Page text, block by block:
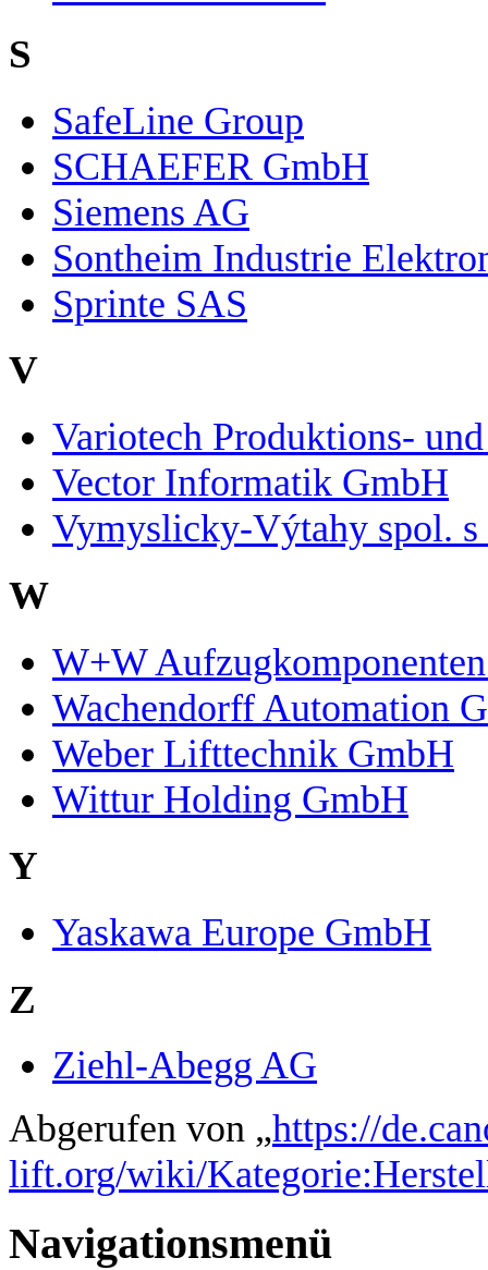
S
SafeLine Group
SCHAEFER GmbH
Siemens AG
Sontheim Industrie
Sprinte SAS
V
Variotech Produktions-
Vector Informatik GmbH
Vymyslicky-Výtahy spol. s
W
W+W
Wachendorff Automation
Weber Lifttechnik GmbH
Wittur Holding GmbH
Y
Yaskawa Europe GmbH
Z
Ziehl-Abegg AG
Abgerufen von „https://
lift.org/wiki/
Navigationsmenü